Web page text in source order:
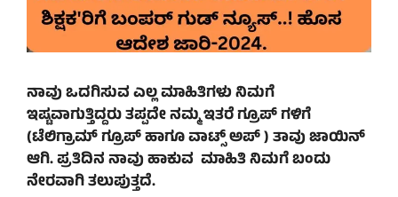
ನಾವು ಒದಗಿಸುವ ಎಲ್ಲ ಮಾಹಿತಿಗಳು ನಿಮಗೆ
ಇಷ್ಟವಾಗುತ್ತಿದ್ದರು ತಪ್ಪದೇ ನಮ್ಮ ಇತರೆ ಗ್ರೂಪ್ ಗಳಿಗೆ
(ಟೆಲಿಗ್ರಾಮ್ ಗ್ರೂಪ್ ಹಾಗೂ ವಾಟ್ಸ್ ಅಪ್ ) ತಾವು ಜಾಯಿನ್
ಆಗಿ. ಪ್ರತಿದಿನ ನಾವು ಹಾಕುವ ಮಾಹಿತಿ ನಿಮಗೆ ಬಂದು
ನೇರವಾಗಿ ತಲುಪುತ್ತದೆ.